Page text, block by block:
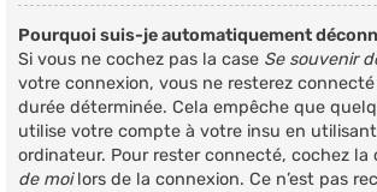
Pourquoi suis-je automatiquement
Si vous ne cochez pas la case Se souvenir
votre connexion, vous ne resterez
durée déterminée. Cela empêche que
utilise votre compte à votre insu en
ordinateur. Pour rester connecté, cochez la
de moilors de la connexion. Ce n’est pas